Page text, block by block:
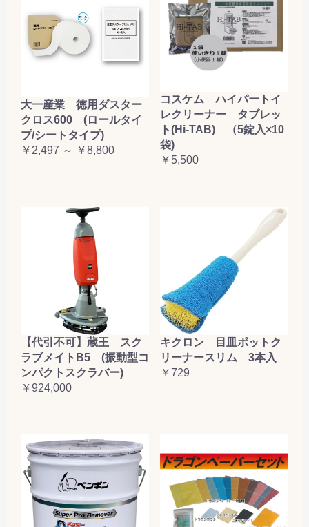
大一産業 徳用ダスター
クロス600 (ロールタイ
プ/シートタイプ)
￥2,497 ～ ￥8,800
コスケム ハイパートイ
レクリーナー タブレッ
ト(Hi-TAB) （5錠入×10
袋)
￥5,500
【代引不可】蔵王 スク
ラブメイトB5 (振動型コ
ンパクトスクラバー)
￥924,000
キクロン 目皿ポットク
リーナースリム 3本入
￥729